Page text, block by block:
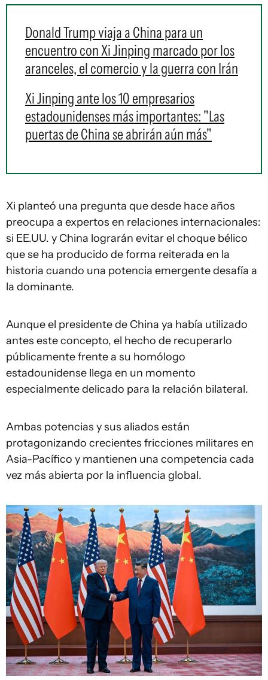
Donald Trump viaja a China para un
encuentro con Xi Jinping marcado por los
aranceles, el comercio y la guerra con Irán
Xi Jinping ante los 10 empresarios
estadounidenses más importantes: "Las
puertas de China se abrirán aún más"
Xi planteó una pregunta que desde hace años
preocupa a expertos en relaciones internacionales:
si EE.UU. y China lograrán evitar el choque bélico
que se ha producido de forma reiterada en la
historia cuando una potencia emergente desafía a
la dominante.
Aunque el presidente de China ya había utilizado
antes este concepto, el hecho de recuperarlo
públicamente frente a su homólogo
estadounidense llega en un momento
especialmente delicado para la relación bilateral.
Ambas potencias y sus aliados están
protagonizando crecientes fricciones militares en
Asia-Pacífico y mantienen una competencia cada
vez más abierta por la influencia global.